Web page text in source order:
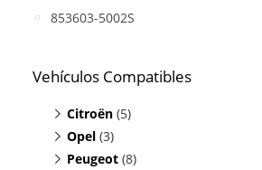
853603-5002S
Vehículos Compatibles
Citroën (5)
C4 1.5
C5 1.5(BlueHDi, motor DV5RC)
Opel (3)
Combo 1.5
Peugeot (8)